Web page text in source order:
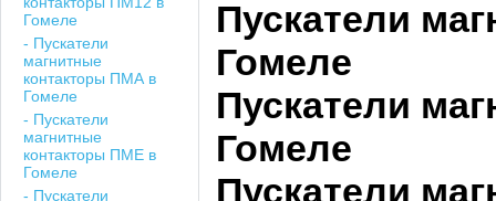
Гомеле
- Пускатели
магнитные
контакторы ПМА в
Гомеле
- Пускатели
магнитные
контакторы ПМЕ в
Гомеле
- Пускатели
Пускатели
Гомеле
Пускатели
Гомеле
Пускатели